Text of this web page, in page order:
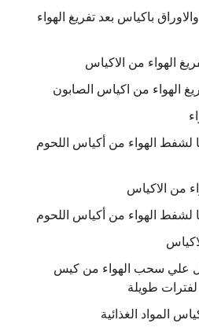
باكياس بعد تفريغ الهواء
الهواء من الاكياس
الهواء من اكياس الصابون
لشفط الهواء من أكياس اللحوم
من الاكياس
لشفط الهواء من أكياس اللحوم
علي سحب الهواء من كيس
لفترات طويلة
المواد الغذائية